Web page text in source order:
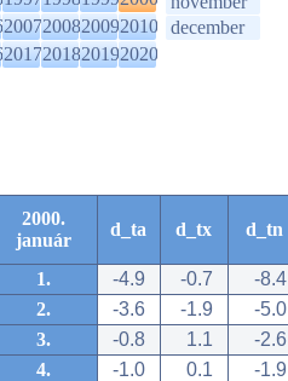
2007200820092010
2017201820192020
december
2000.
január
d_ta d_tx d_tn
1. -4.9 -0.7 -8.4
2.
-3.6 -1.9 -5.0
3.
-0.8 1.1 -2.6
4.
-1.0 0.1 -1.9